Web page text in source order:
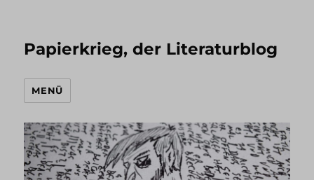
Papierkrieg, der Literaturblog
MENÜ